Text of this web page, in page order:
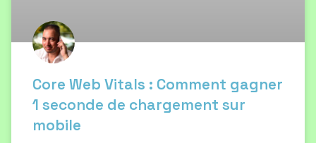
Core Web Vitals : Comment gagner
1 seconde de chargement sur
mobile